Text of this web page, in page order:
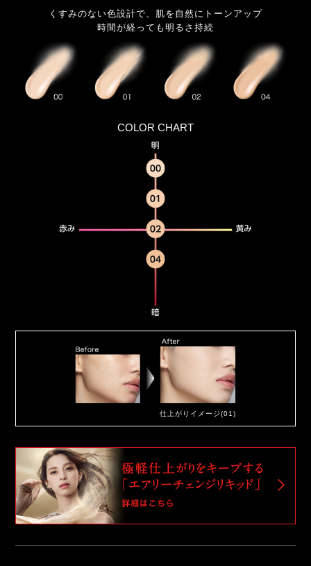
くすみのない色設計で、肌を自然にトーンアップ
時間が経っても明るさ持続
COLOR CHART
仕上がりイメージ(01)